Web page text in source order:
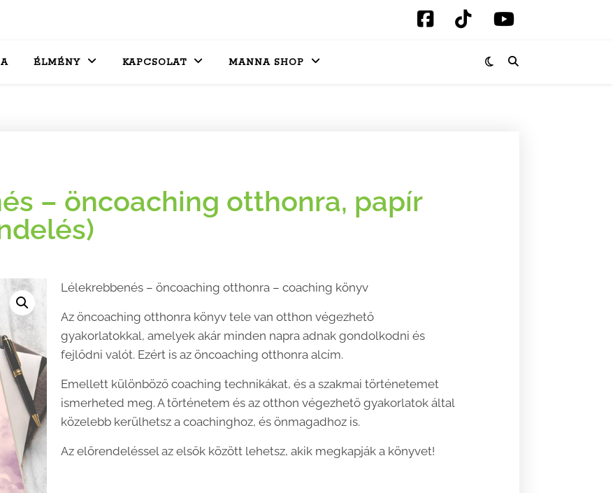
ÉLMÉNY KAPCSOLAT MANNA SHOP
– öncoaching otthonra, papír
Lélekrebbenés – öncoaching otthonra – coaching könyv
Az öncoaching otthonra könyv tele van otthon végezhető
gyakorlatokkal, amelyek akár minden napra adnak gondolkodni és
fejlődni valót. Ezért is az öncoaching otthonra alcím.
Emellett különböző coaching technikákat, és a szakmai történetemet
ismerheted meg. A történetem és az otthon végezhető gyakorlatok által
közelebb kerülhetsz a coachinghoz, és önmagadhoz is.
Az előrendeléssel az elsők között lehetsz, akik megkapják a könyvet!